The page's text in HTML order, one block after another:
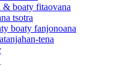
& boaty fitaovana
tsotra
boaty fanjonoana
tena